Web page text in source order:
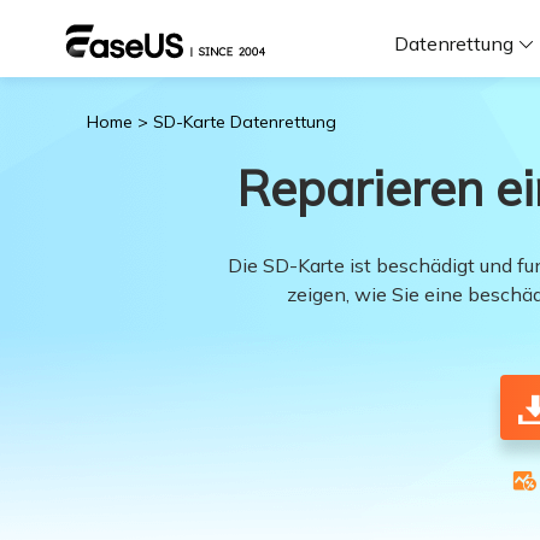
Datenrettung
Home > SD-Karte Datenrettung
Reparieren
Die SD-Karte ist beschädigt und
zeigen, wie Sie eine
